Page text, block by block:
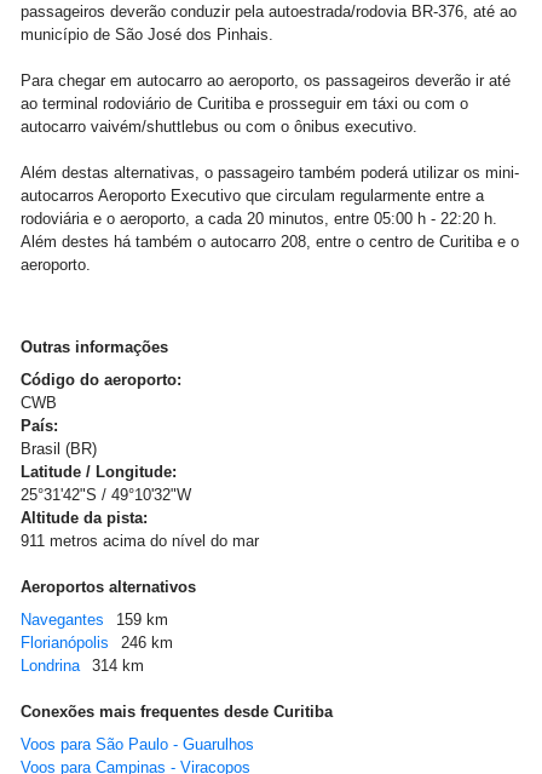
passageiros deverão conduzir pela autoestrada/rodovia BR-376, até ao
município de São José dos Pinhais.
Para chegar em autocarro ao aeroporto, os passageiros deverão ir até
ao terminal rodoviário de Curitiba e prosseguir em táxi ou com o
autocarro vaivém/shuttlebus ou com o ônibus executivo.
Além destas alternativas, o passageiro também poderá utilizar os mini-
autocarros Aeroporto Executivo que circulam regularmente entre a
rodoviária e o aeroporto, a cada 20 minutos, entre 05:00 h - 22:20 h.
Além destes há também o autocarro 208, entre o centro de Curitiba e o
aeroporto.
Outras informações
Código do aeroporto:
CWB
País:
Brasil (BR)
Latitude / Longitude:
25°31'42"S / 49°10'32"W
Altitude da pista:
911 metros acima do nível do mar
Aeroportos alternativos
Navegantes
159 km
Florianópolis
246 km
Londrina
314 km
Conexões mais frequentes desde Curitiba
Voos para São Paulo - Guarulhos
Voos para Campinas - Viracopos